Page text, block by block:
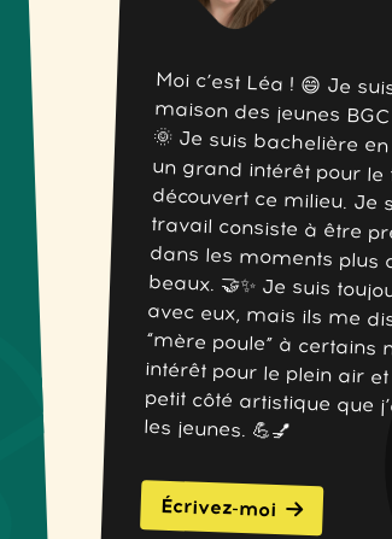
Moi c’est Léa ! 😄 Je
maison des jeunes
🌞 Je suis bachelière
un grand intérêt pour
découvert ce milieu.
travail consiste à être
dans les moments
beaux. 🤝✨ Je suis
avec eux, mais ils me
“mère poule” à
intérêt pour le plein air
petit côté artistique
les jeunes. 💪💅
Écrivez-moi